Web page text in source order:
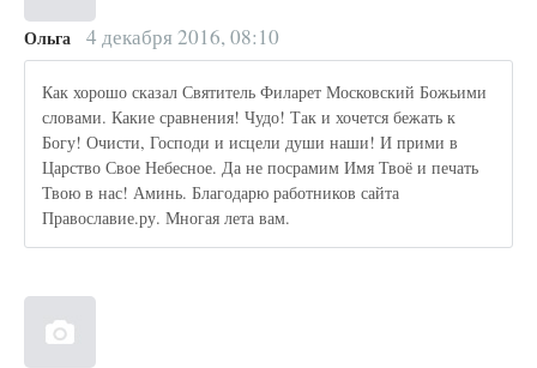
Ольга 4 декабря 2016, 08:10
Как хорошо сказал Святитель Филарет Московский Божьими
словами. Какие сравнения! Чудо! Так и хочется бежать к
Богу! Очисти, Господи и исцели души наши! И прими в
Царство Свое Небесное. Да не посрамим Имя Твоё и печать
Твою в нас! Аминь. Благодарю работников сайта
Православие.ру. Многая лета вам.